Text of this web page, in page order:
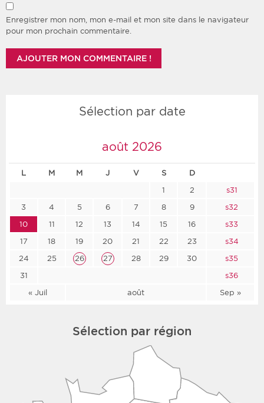
Enregistrer mon nom, mon e-mail et mon site dans le navigateur
pour mon prochain commentaire.
Sélection par date
août 2026
L M M J V S D
« Juil août Sep »
1 2
s31
3
4 5 6 7 8 9
s32
10
11 12 13 14 15 16
s33
17
18 19 20 21 22 23
s34
24
25 26 27 28 29 30
s35
31
s36
Sélection par région